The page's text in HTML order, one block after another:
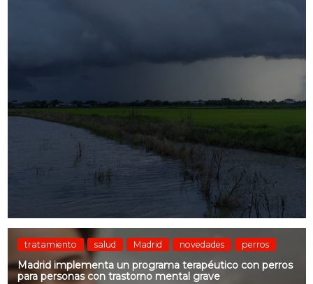
tratamiento salud Madrid novedades perros
Madrid implementa un programa terapéutico con perros
para personas con trastorno mental grave